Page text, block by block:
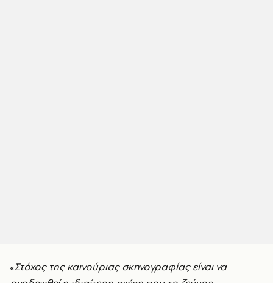
«Στόχος της καινούριας σκηνογραφίας είναι να